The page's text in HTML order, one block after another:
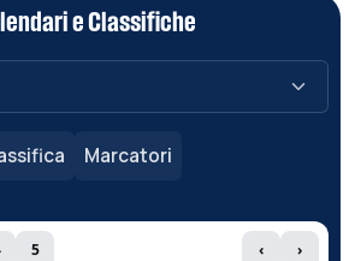
e Classifiche
Marcatori
5 ‹ ›